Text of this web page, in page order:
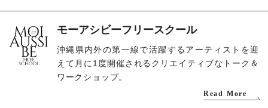
モーアシビーフリースクール
沖縄県内外の第一線で活躍するアーティストを迎
えて月に1度開催されるクリエイティブなトーク＆
ワークショップ。
Read More